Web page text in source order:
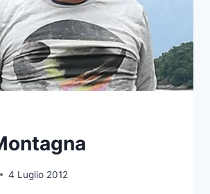
4 Luglio 2012